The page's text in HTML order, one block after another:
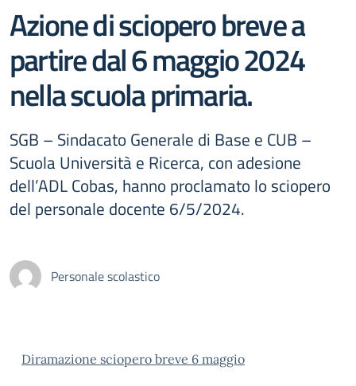
Azione di sciopero breve a
partire dal 6 maggio 2024
nella scuola primaria.
SGB – Sindacato Generale di Base e CUB –
Scuola Università e Ricerca, con adesione
dell’ADL Cobas, hanno proclamato lo sciopero
del personale docente 6/5/2024.
Personale scolastico
Diramazione sciopero breve 6 maggio